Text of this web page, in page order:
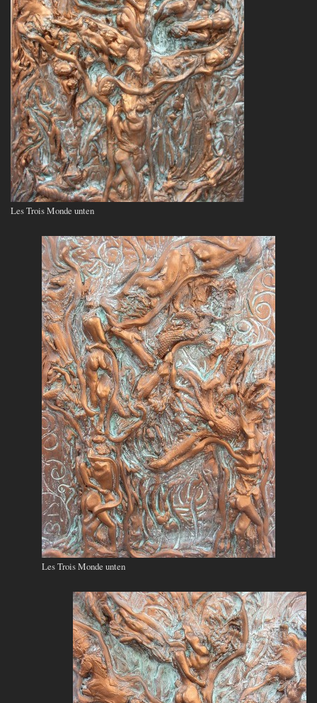
Les Trois Monde unten
Les Trois Monde unten